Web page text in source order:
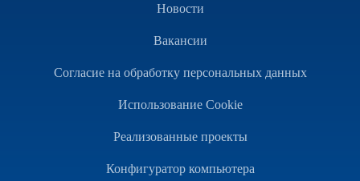
Новости
Вакансии
Согласие на обработку персональных данных
Использование Cookie
Реализованные проекты
Конфигуратор компьютера